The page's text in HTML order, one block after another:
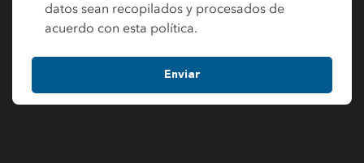
datos sean recopilados y procesados de
acuerdo con esta política.